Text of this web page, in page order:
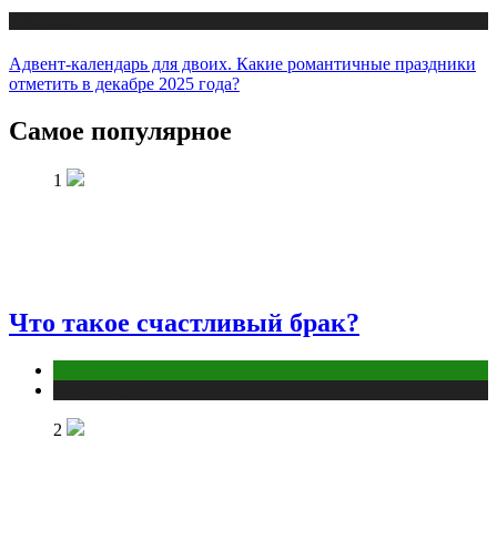
Адвент-календарь для двоих. Какие романтичные праздники
отметить в декабре 2025 года?
Самое популярное
1
Что такое счастливый брак?
2